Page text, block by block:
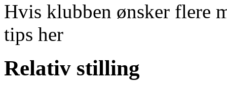
Hvis klubben ønsker flere
tips her
Relativ stilling